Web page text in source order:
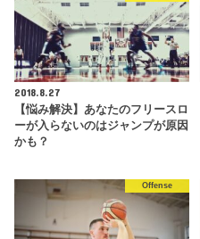
2018.8.27
【悩み解決】あなたのフリースロ
ーが入らないのはジャンプが原因
かも？
Offense